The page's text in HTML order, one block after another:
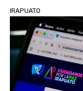
IRAPUATO